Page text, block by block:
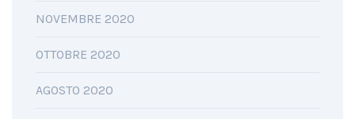
NOVEMBRE 2020
OTTOBRE 2020
AGOSTO 2020